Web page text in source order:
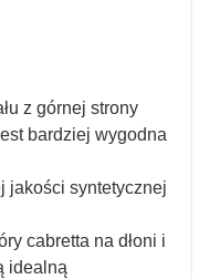
z górnej strony
bardziej wygodna
jakości syntetycznej
cabretta na dłoni i
idealną